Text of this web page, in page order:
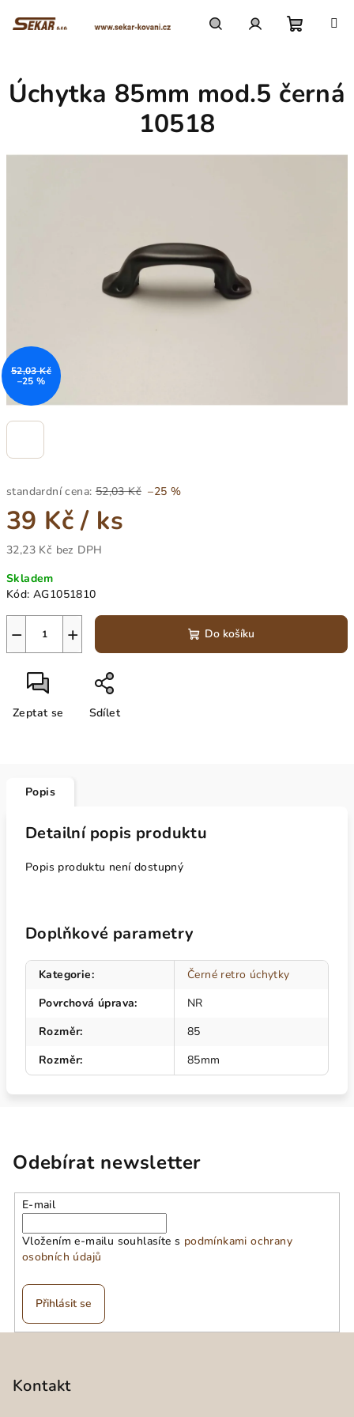
košík
standardní cena: 52,03 Kč –25 %
39 Kč/ ks
32,23 Kč bez DPH
cena:
Skladem
Kód: AG1051810
+
− Do košíku
Zeptat se Sdílet
Úchytka 85mm mod.5 černá
10518
52,03 Kč
–25 %
Popis
Detailní popis produktu
Popis produktu není dostupný
Doplňkové parametry
Kategorie:
Černé retro úchytky
Povrchová úprava:
NR
Rozměr:
85
Rozměr: 85mm
Odebírat newsletter
E-mail
Vložením e-mailu souhlasíte s podmínkami ochrany
osobních údajů
Přihlásit se
Kontakt